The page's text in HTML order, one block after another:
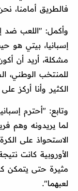
فالطريق أمامنا،
وأكمل: "اللعب ضد
إسبانيا، بيتي هو
مشكلة، أريد أن
للمنتخب الوطني،
الكثير وأنا أركز
وتابع: "أحترم
لما يريدونه وهم
الأوروبية كانت
مثيرة حتى يتمكن
لعبهما".